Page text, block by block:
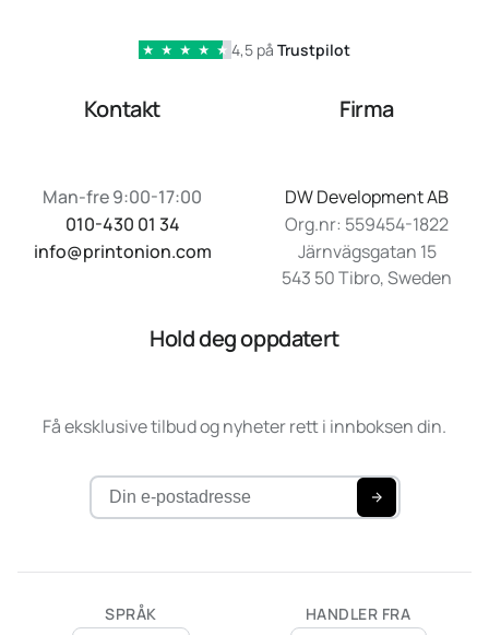
★ ★ ★ ★ ★ 4,5 på Trustpilot
Kontakt
Man-fre 9:00-17:00
010-430 01 34
info@printonion.com
Firma
DW Development AB
Org.nr: 559454-1822
Järnvägsgatan 15
543 50 Tibro, Sweden
Hold deg oppdatert
Få eksklusive tilbud og nyheter rett i innboksen din.
SPRÅK HANDLER FRA